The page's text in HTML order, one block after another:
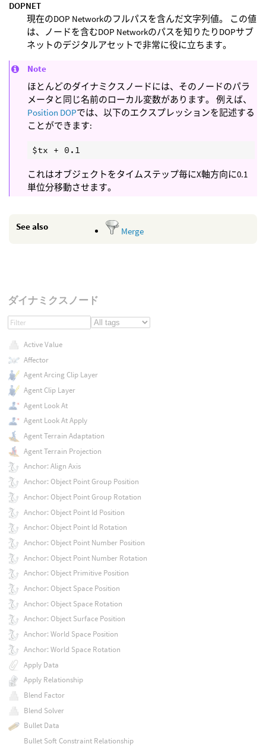
DOPNET
現在のDOP Networkのフルパスを含んだ文字列値。 この値
は、ノードを含むDOP Networkのパスを知りたりDOPサブ
ネットのデジタルアセットで非常に役に立ちます。
Note
ほとんどのダイナミクスノードには、そのノードのパラ
メータと同じ名前のローカル変数があります。 例えば、
Position DOPでは、以下のエクスプレッションを記述する
ことができます:
これはオブジェクトをタイムステップ毎にX軸方向に0.1
単位分移動させます。
See also Merge
ダイナミクスノード
Active Value
Affector
Agent Arcing Clip Layer
Agent Clip Layer
Agent Look At
Agent Look At Apply
Agent Terrain Adaptation
Agent Terrain Projection
Anchor: Align Axis
Anchor: Object Point Group Position
Anchor: Object Point Group Rotation
Anchor: Object Point Id Position
Anchor: Object Point Id Rotation
Anchor: Object Point Number Position
Anchor: Object Point Number Rotation
Anchor: Object Primitive Position
Anchor: Object Space Position
Anchor: Object Space Rotation
Anchor: Object Surface Position
Anchor: World Space Position
Anchor: World Space Rotation
Apply Data
Apply Relationship
Blend Factor
Blend Solver
Bullet Data
Bullet Soft Constraint Relationship